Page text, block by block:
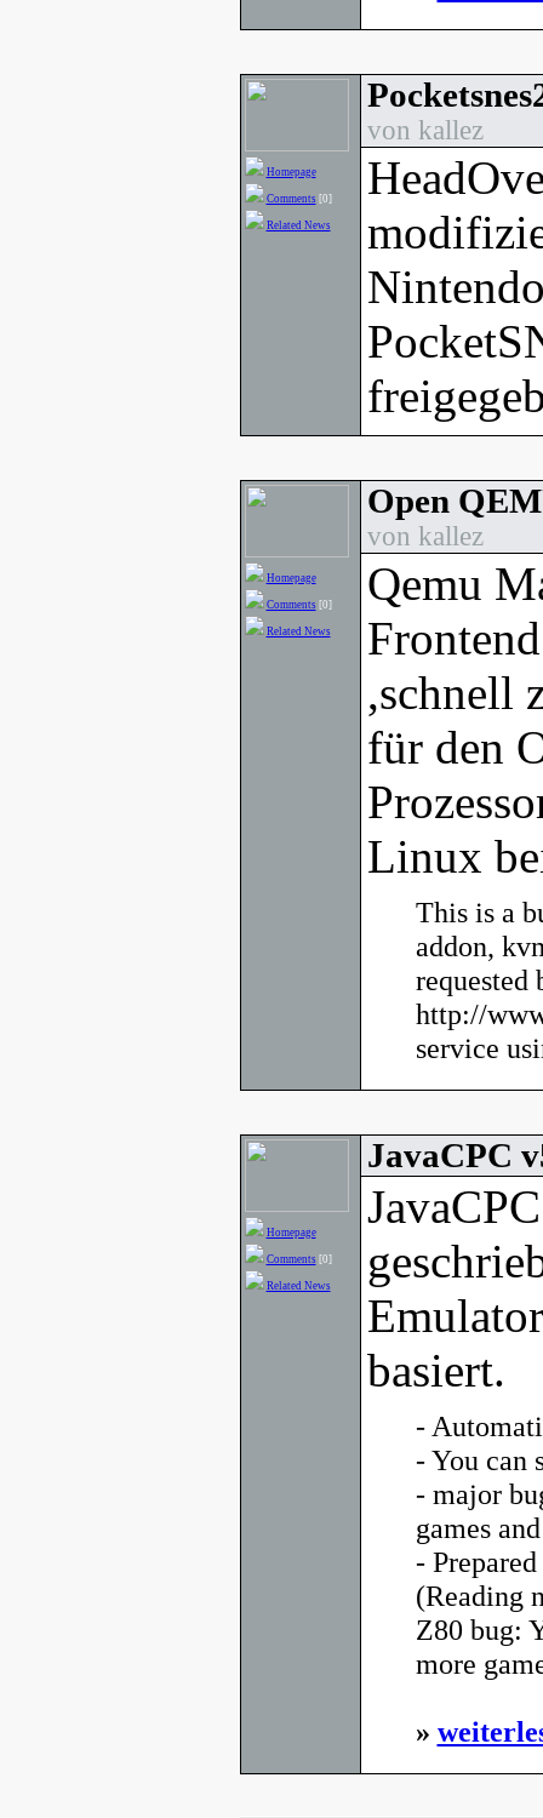
Homepage
Comments [0]
Related News
von kallez
Homepage
Comments [0]
Related News
Open
von kallez
Qemu
,schnell
für den
Linux
This is a
addon,
requested
http://
service
Homepage
Comments [0]
Related News
JavaCPC
basiert.
-
- You can
- major
games
-
(Reading
Z80 bug:
more
»